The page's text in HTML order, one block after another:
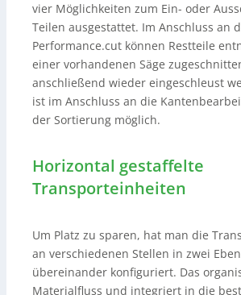
vier Möglichkeiten zum Ein- oder
Teilen ausgestattet. Im Anschluss an
Performance.cut können Restteile
einer vorhandenen Säge
anschließend wieder eingeschleust
ist im Anschluss an die
der Sortierung möglich.
Horizontal gestaffelte
Transporteinheiten
Um Platz zu sparen, hat man die
an verschiedenen Stellen in zwei
übereinander konfiguriert. Das
Materialfluss und integriert in die